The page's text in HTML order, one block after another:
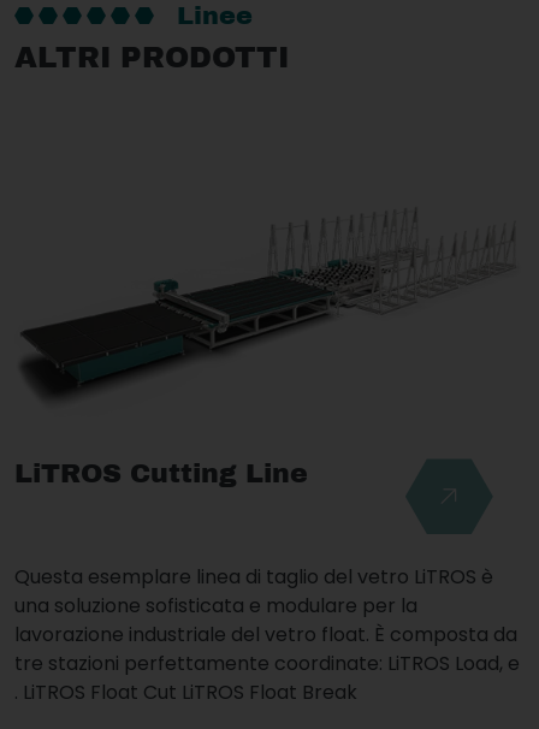
Linee
ALTRI PRODOTTI
LiTROS Cutting Line
Questa esemplare linea di taglio del vetro LiTROS è
una soluzione sofisticata e modulare per la
lavorazione industriale del vetro float. È composta da
tre stazioni perfettamente coordinate: LiTROS Load, e
. LiTROS Float Cut LiTROS Float Break